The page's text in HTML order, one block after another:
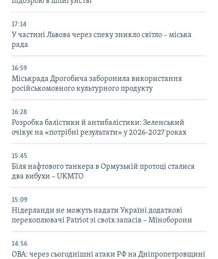
17:14
У частині Львова через спеку зникло світло – міська
рада
16:59
Міськрада Дрогобича заборонила використання
російськомовного культурного продукту
16:28
Розробка балістики й антибалістики: Зеленський
очікує на «потрібні результати» у 2026-2027 роках
15:45
Біля нафтового танкера в Ормузькій протоці сталися
два вибухи – UKMTO
15:09
Нідерланди не можуть надати Україні додаткові
перехоплювачі Patriot зі своїх запасів – Міноборони
14:56
ОВА: через сьогоднішні атаки РФ на Дніпропетровщині